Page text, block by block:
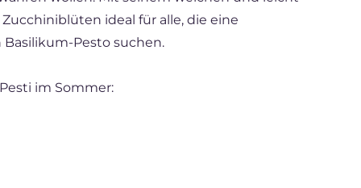
ideal für alle, die eine
Pesto suchen.
im Sommer: